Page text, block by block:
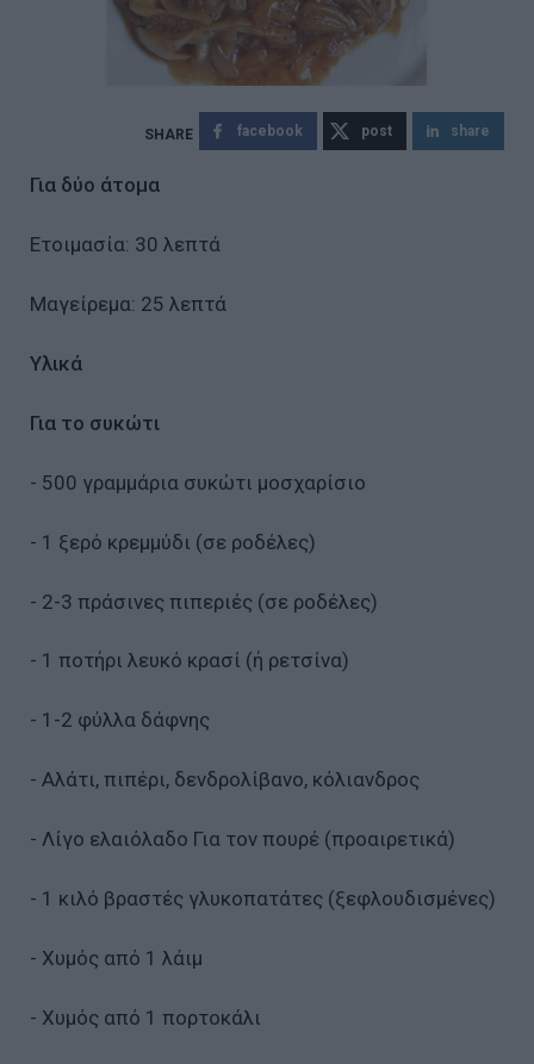
facebook post share
Για δύο άτομα
Ετοιμασία: 30 λεπτά
Μαγείρεμα: 25 λεπτά
Υλικά
Για το συκώτι
- 500 γραμμάρια συκώτι μοσχαρίσιο
- 1 ξερό κρεμμύδι (σε ροδέλες)
- 2-3 πράσινες πιπεριές (σε ροδέλες)
- 1 ποτήρι λευκό κρασί (ή ρετσίνα)
- 1-2 φύλλα δάφνης
- Αλάτι, πιπέρι, δενδρολίβανο, κόλιανδρος
- Λίγο ελαιόλαδο Για τον πουρέ (προαιρετικά)
- 1 κιλό βραστές γλυκοπατάτες (ξεφλουδισμένες)
- Χυμός από 1 λάιμ
- Χυμός από 1 πορτοκάλι